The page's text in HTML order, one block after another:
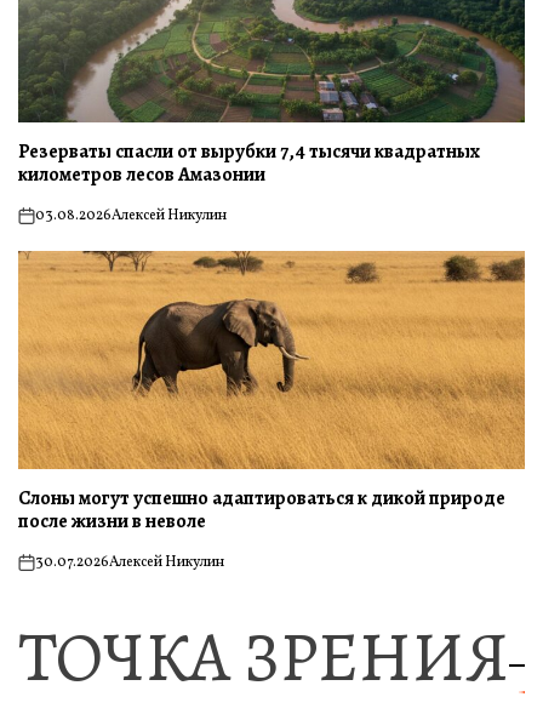
Резерваты спасли от вырубки 7,4 тысячи квадратных
километров лесов Амазонии
on03.08.2026Алексей Никулин
Слоны могут успешно адаптироваться к дикой природе
после жизни в неволе
on30.07.2026Алексей Никулин
ТОЧКА ЗРЕНИЯ